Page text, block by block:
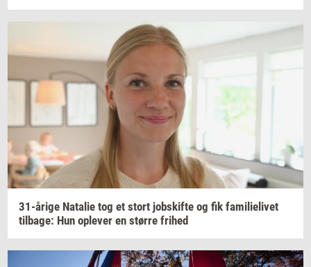
31-​årige Na­ta­lie tog et stort jobs­kif­te og fik fa­mi­li­e­li­vet
til­ba­ge: Hun op­le­ver en stør­re fri­hed